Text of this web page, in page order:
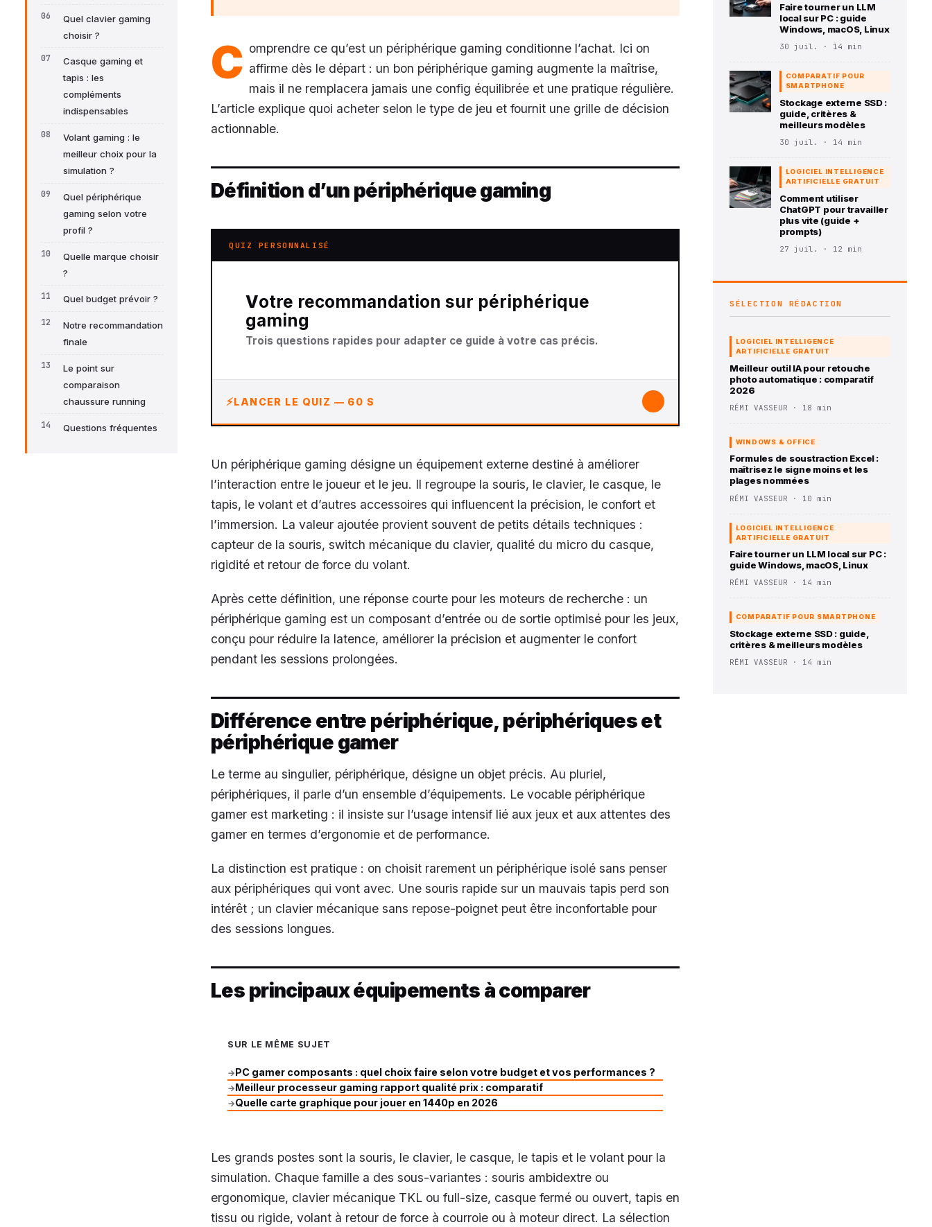
Quel clavier gaming
choisir ?
Casque gaming et
tapis : les
compléments
indispensables
Volant gaming : le
meilleur choix pour la
simulation ?
Quel périphérique
gaming selon votre
profil ?
Quelle marque choisir
?
Quel budget prévoir ?
Notre recommandation
finale
Le point sur
comparaison
chaussure running
Questions fréquentes
C omprendre ce qu’est un périphérique gaming conditionne l’achat. Ici on
affirme dès le départ : un bon périphérique gaming augmente la maîtrise,
mais il ne remplacera jamais une config équilibrée et une pratique régulière.
L’article explique quoi acheter selon le type de jeu et fournit une grille de décision
actionnable.
Définition d’un périphérique gaming
QUIZ PERSONNALISÉ
Votre recommandation sur périphérique
gaming
Trois questions rapides pour adapter ce guide à votre cas précis.
LANCER LE QUIZ — 60 S
Un périphérique gaming désigne un équipement externe destiné à améliorer
l’interaction entre le joueur et le jeu. Il regroupe la souris, le clavier, le casque, le
tapis, le volant et d’autres accessoires qui influencent la précision, le confort et
l’immersion. La valeur ajoutée provient souvent de petits détails techniques :
capteur de la souris, switch mécanique du clavier, qualité du micro du casque,
rigidité et retour de force du volant.
Après cette définition, une réponse courte pour les moteurs de recherche : un
périphérique gaming est un composant d’entrée ou de sortie optimisé pour les jeux,
conçu pour réduire la latence, améliorer la précision et augmenter le confort
pendant les sessions prolongées.
Différence entre périphérique, périphériques et
périphérique gamer
Le terme au singulier, périphérique, désigne un objet précis. Au pluriel,
périphériques, il parle d’un ensemble d’équipements. Le vocable périphérique
gamer est marketing : il insiste sur l’usage intensif lié aux jeux et aux attentes des
gamer en termes d’ergonomie et de performance.
La distinction est pratique : on choisit rarement un périphérique isolé sans penser
aux périphériques qui vont avec. Une souris rapide sur un mauvais tapis perd son
intérêt ; un clavier mécanique sans repose-poignet peut être inconfortable pour
des sessions longues.
Les principaux équipements à comparer
SUR LE MÊME SUJET
→PC gamer composants : quel choix faire selon votre budget et vos performances ?
→Meilleur processeur gaming rapport qualité prix : comparatif
→Quelle carte graphique pour jouer en 1440p en 2026
Les grands postes sont la souris, le clavier, le casque, le tapis et le volant pour la
simulation. Chaque famille a des sous-variantes : souris ambidextre ou
ergonomique, clavier mécanique TKL ou full-size, casque fermé ou ouvert, tapis en
tissu ou rigide, volant à retour de force à courroie ou à moteur direct. La sélection
Faire tourner un LLM
local sur PC : guide
Windows, macOS, Linux
30 juil. · 14 min
COMPARATIF POUR
SMARTPHONE
Stockage externe SSD :
guide, critères &
meilleurs modèles
30 juil. · 14 min
LOGICIEL INTELLIGENCE
ARTIFICIELLE GRATUIT
Comment utiliser
ChatGPT pour travailler
plus vite (guide +
prompts)
27 juil. · 12 min
SÉLECTION RÉDACTION
LOGICIEL INTELLIGENCE
ARTIFICIELLE GRATUIT
Meilleur outil IA pour retouche
photo automatique : comparatif
2026
RÉMI VASSEUR · 18 min
WINDOWS & OFFICE
Formules de soustraction Excel :
maîtrisez le signe moins et les
plages nommées
RÉMI VASSEUR · 10 min
LOGICIEL INTELLIGENCE
ARTIFICIELLE GRATUIT
Faire tourner un LLM local sur PC :
guide Windows, macOS, Linux
RÉMI VASSEUR · 14 min
COMPARATIF POUR SMARTPHONE
Stockage externe SSD : guide,
critères & meilleurs modèles
RÉMI VASSEUR · 14 min